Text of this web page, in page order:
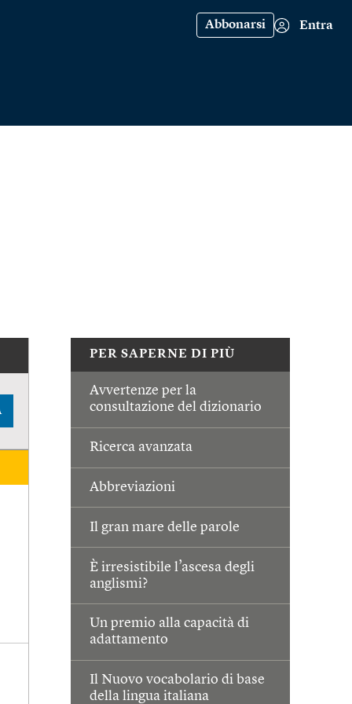
Abbonarsi Entra
PER SAPERNE DI PIÙ
Avvertenze per la
consultazione del dizionario
Ricerca avanzata
Abbreviazioni
Il gran mare delle parole
È irresistibile l’ascesa degli
anglismi?
Un premio alla capacità di
adattamento
Il Nuovo vocabolario di base
della lingua italiana